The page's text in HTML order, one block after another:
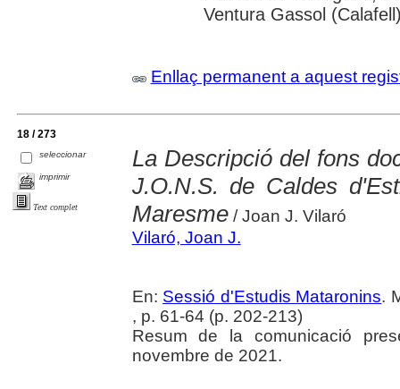
Ventura Gassol
Enllaç permanent a aquest
18 / 273
seleccionar
imprimir
Text complet
La Descripció del fons
J.O.N.S. de Caldes
Maresme/ Joan J. Vilaró
Vilaró, Joan J.
En: Sessió d'Estudis Mataronins.
, p. 61-64 (p. 202-213)
Resum de la comunicació
novembre de 2021.